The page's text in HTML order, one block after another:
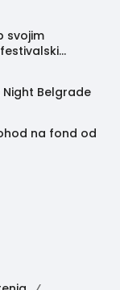
svojim
Night Belgrade
na fond od